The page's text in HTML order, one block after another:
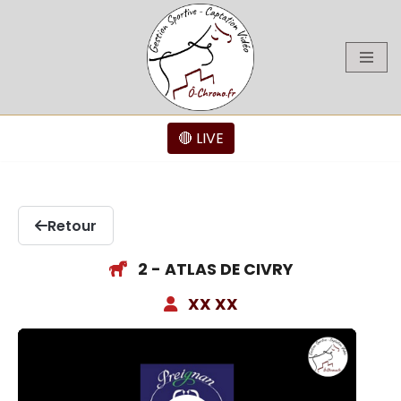
🔴 LIVE
Retour
2 - ATLAS DE CIVRY
XX XX